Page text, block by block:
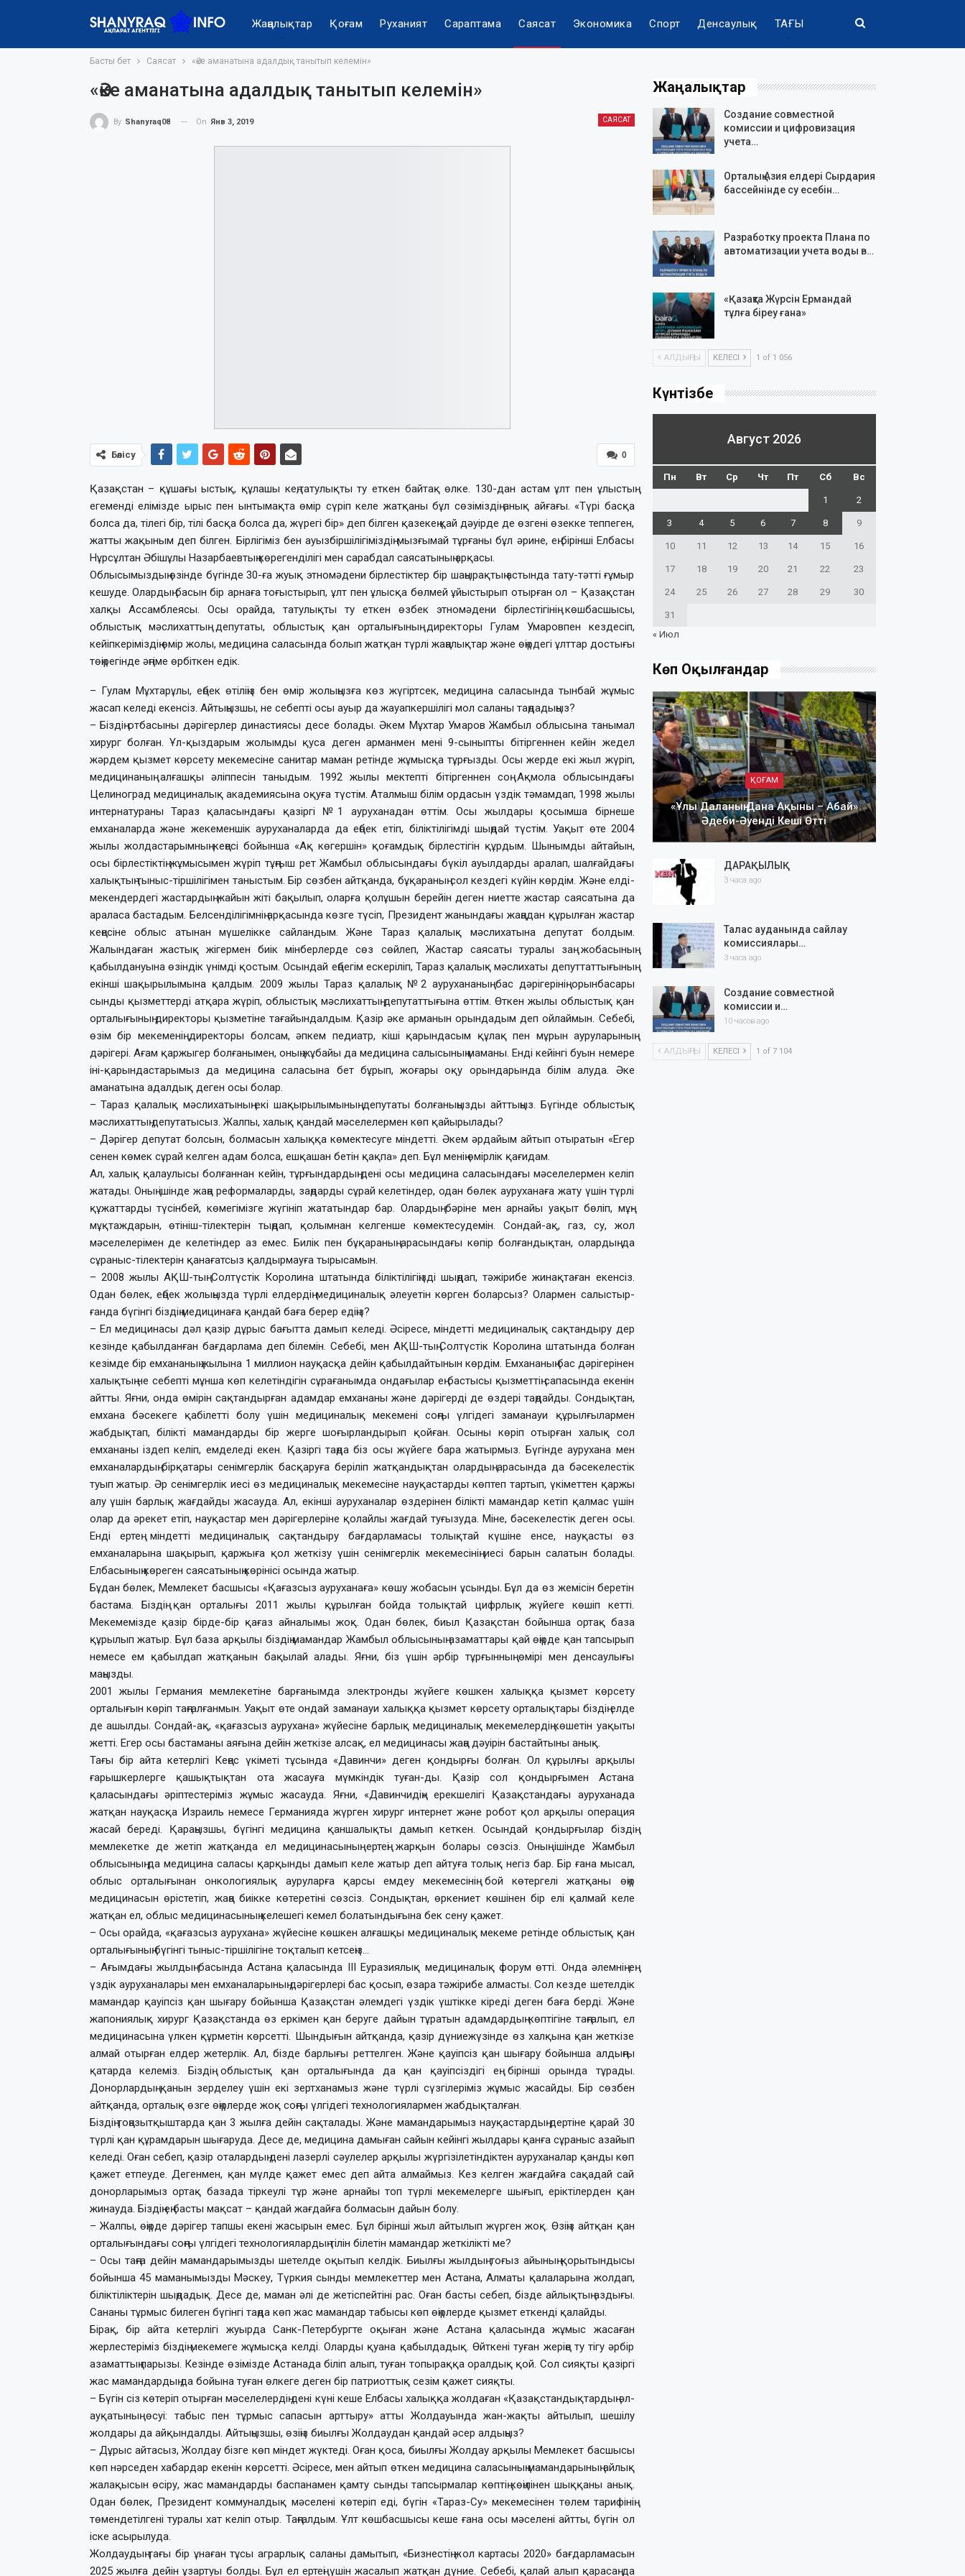
Жаңалықтар Қоғам Руханият Сараптама Саясат Экономика Спорт Денсаулық ТАҒЫ
Басты бет Саясат «Әке аманатына адалдық танытып келемін»
«Әке аманатына адалдық танытып келемін»
САЯСАТ
By Shanyraq08 On Янв 3, 2019
0
Бөлісу
Қазақстан – құшағы ыстық, құлашы кең,татулықты ту еткен байтақ өлке. 130-дан астам ұлт пен ұлыстың
егеменді елімізде ырыс пен ынтымақта өмір сүріп келе жатқаны бұл сөзіміздің анық айғағы. «Түрі басқа
болса да, тілегі бір, тілі басқа болса да, жүрегі бір» деп білген қазекең қай дәуірде де өзгені өзекке теппеген,
жатты жақыным деп білген. Бірлігіміз бен ауызбіршілігіміздің мызғымай тұрғаны бұл әрине, ең бірінші Елбасы
Нұрсұлтан Әбішұлы Назарбаевтың көрегенділігі мен сарабдал саясатының арқасы.
Облысымыздың өзінде бүгінде 30-ға жуық этномәдени бірлестіктер бір шаңырақтың астында тату-тәтті ғұмыр
кешуде. Олардың басын бір арнаға тоғыстырып, ұлт пен ұлысқа бөлмей ұйыстырып отырған ол – Қазақстан
халқы Ассамблеясы. Осы орайда, татулықты ту еткен өзбек этномәдени бірлестігінің көшбасшысы,
облыстық мәс­ли­хаттың депутаты, облыстық қан орталығының директоры Гулам Умаровпен кездесіп,
кейіпкеріміздің өмір жолы, медицина саласында болып жатқан түрлі жаңалықтар және өңірдегі ұлттар достығы
төңірегінде әңгіме өрбіткен едік.
– Гулам Мұхтарұлы, еңбек өті­ліңіз бен өмір жолыңызға көз жүгірт­сек, медицина саласында тынбай жұмыс
жасап келеді екенсіз. Ай­ты­ңыз­шы, не себепті осы ауыр да жауап­кершілігі мол саланы таң­да­ды­ңыз?
– Біздің отбасыны дәрігерлер ди­нас­тиясы десе болады. Әкем Мұхтар Умаров Жамбыл облысына таны­мал
хирург болған. Ұл-қыздарым жолымды қуса деген арманмен мені 9-сыныпты бітіргеннен кейін же­дел
жәрдем қызмет көрсету ме­ке­ме­сіне санитар маман ретінде жұмыс­қа тұрғызды. Осы жерде екі жыл жүріп,
медицинаның ал­ғаш­қы әліппесін таныдым. 1992 жы­лы мектепті бітіргеннен соң Ақмола облысындағы
Целиноград меди­ци­на­лық академиясына оқуға түс­тім. Аталмыш білім ордасын үздік тәмам­дап, 1998 жылы
интернатураны Тараз қа­ла­сындағы қазіргі №1 ауру­ханадан өттім. Осы жылдары қо­сым­ша бір­неше
емханаларда жә­не же­ке­мен­шік ауру­ханаларда да еңбек етіп, білік­­тілігімді шыңдай түстім. Уақыт өте 2004
жылы жолдас­та­рым­ның кеңесі бойынша «Ақ көгершін» қоғамдық бірлестігін құрдым. Шынымды айтайын,
осы бірлестіктің жұмысымен жүріп тұңғыш рет Жамбыл облысындағы бүкіл ауылдарды аралап, шалғайдағы
халықтың тыныс-тіршілігімен таныс­тым. Бір сөзбен айтқанда, бұқараның сол кездегі күйін көрдім. Және елді­
ме­кендердегі жастардың жайын жіті ба­қылып, оларға қолұшын берейін деген ниетте жастар саясатына да
ара­ласа бастадым. Белсенділігімнің арқасында көзге түсіп, Президент жа­нындағы жаңадан құрылған жас­тар
кеңесіне облыс атынан мүшелікке сайландым. Және Тараз қалалық мәслихатына депутат болдым.
Жалындаған жастық жігер­мен биік мінберлерде сөз сөйлеп, Жастар саясаты туралы заң жобасының
қабылдануына өзіндік үнімді қостым. Осындай еңбегім ескеріліп, Тараз қалалық мәслихаты депуттаттығының
екінші шақырылымына қалдым. 2009 жылы Тараз қалалық №2 аурухананың бас дәрігерінің орынбасары
сынды қызметтерді атқара жүріп, облыстық мәслихаттың депутаттығына өттім. Өткен жылы облыстық қан
орталығының директоры қызметіне тағайындалдым. Қазір әке арманын орындадым деп ойлаймын. Себебі,
өзім бір мекеменің директоры болсам, әпкем педиатр, кіші қарындасым құлақ пен мұрын ауруларының
дәрігері. Ағам қаржыгер болғанымен, оның жұбайы да медицина салысының маманы. Енді кейінгі буын немере
іні-қарындастарымыз да медицина саласына бет бұрып, жоғары оқу орындарында білім алуда. Әке
аманатына адалдық деген осы болар.
– Тараз қалалық мәслихатының екі шақырылымының депутаты болғаныңызды айттыңыз. Бүгін­де облыстық
мәслихаттың депу­та­ты­сыз. Жалпы, халық қандай мәсе­ле­лер­мен көп қайырылады?
– Дәрігер депутат болсын, болмасын халыққа көмектесуге міндетті. Әкем әрдайым айтып отыратын «Егер
сенен көмек сұрай келген адам болса, ешқашан бетін қақпа» деп. Бұл менің өмірлік қағидам.
Ал, халық қалаулысы бол­ған­нан кейін, тұрғындардың дені осы медицина саласындағы мәсе­лелер­мен келіп
жатады. Оның ішінде жаңа реформаларды, заңдарды сұрай келетіндер, одан бөлек ауруханаға жату үшін түрлі
құжаттарды түсінбей, көмегімізге жүгініп жататындар бар. Олардың бәріне мен арнайы уақыт бөліп, мұң-
мұқтаждарын, өтініш-тілектерін тыңдап, қолымнан келгенше көмектесудемін. Сондай-ақ, газ, су, жол
мәселелерімен де келетіндер аз емес. Билік пен бұ­қараның арасындағы көпір болғандықтан, олардың да
сұраныс-тілектерін қанағатсыз қалдырмауға тырысамын.
– 2008 жылы АҚШ-тың Сол­түс­тік Королина штатында бі­лік­­ті­лі­гіңізді шыңдап, тәжірибе жи­нақ­­таған екен­сіз.
Одан бө­лек, ең­бек жо­лы­ңыз­да түрлі ел­дер­дің медициналық әлеуетін көр­ген боларсыз? Олар­мен салыс­тыр­
ғанда бүгінгі біздің медицинаға қандай баға берер едіңіз?
– Ел медицинасы дәл қазір дұрыс бағытта дамып келеді. Әсіресе, міндетті медициналық сақтандыру дер
кезінде қабылданған бағ­дар­ла­ма деп білемін. Себебі, мен АҚШ-тың Солтүстік Королина штатында болған
кезімде бір емхананың жылына 1 миллион науқасқа дейін қабылдайтынын көрдім. Емхананың бас дәрігерінен
халықтың не себепті мұнша көп келетіндігін сұрағанымда ондағылар ең бастысы қызметтің сапасында екенін
айтты. Яғни, онда өмірін сақтандырған адамдар емхананы және дәрігерді де өздері таңдайды. Сондықтан,
емхана бәсекеге қабілетті болу үшін медициналық мекемені соңғы үлгідегі заманауи құрылғылармен
жабдықтап, білікті мамандарды бір жерге шоғырландырып қойған. Осыны көріп отырған халық сол
емхананы іздеп келіп, емделеді екен. Қазіргі таңда біз осы жүйеге бара жатырмыз. Бүгінде аурухана мен
емханалардың бірқатары сенімгерлік басқаруға беріліп жатқандықтан олардың арасында да бәсекелестік
туып жатыр. Әр сенімгерлік иесі өз медициналық мекемесіне науқастарды көптеп тартып, үкіметтен қаржы
алу үшін барлық жағдайды жасауда. Ал, екінші ауруханалар өздерінен білікті мамандар кетіп қалмас үшін
олар да әрекет етіп, науқастар мен дәрігерлеріне қолайлы жағдай туғызуда. Міне, бәсекелестік деген осы.
Енді ертең міндетті медициналық сақтандыру бағдарламасы толықтай күшіне енсе, науқасты өз
емханаларына шақырып, қаржыға қол жеткізу үшін сенімгерлік мекемесінің иесі барын салатын болады.
Елбасының көреген саясатының көрінісі осында жатыр.
Бұдан бөлек, Мемлекет бас­шысы «Қағазсыз ауруханаға» көшу жобасын ұсынды. Бұл да өз жемісін беретін
бастама. Біздің қан орталығы 2011 жылы құрылған бойда толықтай цифрлық жүйеге көшіп кетті.
Мекемемізде қазір бірде-бір қағаз айналымы жоқ. Одан бөлек, биыл Қазақстан бойынша ортақ база
құрылып жатыр. Бұл база арқылы біздің мамандар Жамбыл облысының азаматтары қай өңірде қан тапсырып
немесе ем қабылдап жатқанын бақылай алады. Яғни, біз үшін әрбір тұрғынның өмірі мен денсаулығы
маңызды.
2001 жылы Германия мемлекетіне барғанымда электронды жүйеге көшкен халыққа қызмет көрсету
орталығын көріп таңғалғанмын. Уақыт өте ондай заманауи халыққа қызмет көрсету орталықтары біздің елде
де ашылды. Сондай-ақ, «қағазсыз аурухана» жүйесіне барлық медициналық мекемелердің көшетін уақыты
жетті. Егер осы бастаманы аяғына дейін жеткізе алсақ, ел медицинасы жаңа дәуірін бастайтыны анық.
Тағы бір айта кетерлігі Кеңес үкіметі тұсында «Давинчи» деген қондырғы болған. Ол құрылғы арқылы
ғарышкерлерге қашықтықтан ота жасауға мүмкіндік туған-ды. Қазір сол қондырғымен Астана
қаласындағы әріптестеріміз жұмыс жасауда. Яғни, «Давинчидің» ерекшелігі Қазақстандағы ауру­ха­нада
жатқан науқасқа Израиль немесе Германияда жүрген хирург интернет және робот қол арқылы операция
жасай береді. Қараңызшы, бүгінгі медицина қаншалықты дамып кеткен. Осындай қондырғылар біздің
мемлекетке де жетіп жатқанда ел медицинасының ертеңі жарқын болары сөзсіз. Оның ішінде Жамбыл
облысының да медицина саласы қарқынды дамып келе жатыр деп айтуға толық негіз бар. Бір ғана мысал,
облыс орталығынан онко­ло­гия­лық ауруларға қарсы емдеу мекемесінің бой көтергелі жатқаны өңір
медицинасын өрістетіп, жаңа биікке көтеретіні сөзсіз. Сондықтан, өркениет көші­нен бір елі қалмай ке­ле
жатқан ел, облыс ме­ди­ци­на­сы­ның келешегі кемел бола­тын­ды­ғы­на бек сену қажет.
– Осы орайда, «қағазсыз аурухана» жүйесіне көшкен алғашқы медициналық мекеме ретінде облыстық қан
орталығының бүгінгі тыныс-тіршілігіне тоқталып кетсеңіз…
– Ағымдағы жылдың басында Астана қаласында ІІІ Еуразиялық медициналық форум өтті. Онда әлемнің ең
үздік ауруханалары мен емханаларының дәрігерлері бас қосып, өзара тәжірибе алмасты. Сол кезде шетелдік
мамандар қауіпсіз қан шығару бойынша Қазақстан әлемдегі үздік үштікке кіреді деген баға берді. Және
жапониялық хирург Қазақстанда өз еркімен қан беруге дайын тұратын адамдардың көптігіне таңғалып, ел
медицинасына үлкен құрметін көрсетті. Шындығын айтқанда, қазір дүниежүзінде өз халқына қан жеткізе
алмай отырған елдер жетерлік. Ал, бізде барлығы реттелген. Және қауіпсіз қан шығару бойынша алдыңғы
қатарда келеміз. Біздің облыстық қан орталығында да қан қауіпсіздігі ең бірінші орында тұрады.
Донорлардың қанын зерделеу үшін екі зертханамыз және түрлі сүзгілеріміз жұмыс жасайды. Бір сөзбен
айтқанда, орталық өзге өңірлерде жоқ соңғы үлгідегі технологиялармен жабдықталған.
Біздің тоңазытқыштарда қан 3 жылға дейін сақталады. Және мамандарымыз науқастардың дертіне қарай 30
түрлі қан құрамдарын шығаруда. Десе де, медицина дамыған сайын кейінгі жылдары қанға сұраныс азайып
келеді. Оған себеп, қазір оталардың дені лазерлі сәулелер арқылы жүргізілетіндіктен ауруханалар қанды көп
қажет етпеуде. Дегенмен, қан мүлде қажет емес деп айта алмаймыз. Кез келген жағдайға сақадай сай
донорларымыз ортақ базада тіркеулі тұр және арнайы топ түрлі мекемелерге шығып, еріктілерден қан
жинауда. Біздің ең басты мақсат – қандай жағдайға болмасын дайын болу.
– Жалпы, өңірде дәрігер тапшы екені жасырын емес. Бұл бірінші жыл айтылып жүрген жоқ. Өзіңіз айтқан қан
орталығындағы соңғы үлгідегі технологиялардың тілін білетін мамандар жеткілікті ме?
– Осы таңға дейін маман­дарымызды шетелде оқытып келдік. Биылғы жылдың тоғыз айы­ның қоры­тын­дысы
бойынша 45 мама­ны­мызды Мәскеу, Түркия сынды мем­лекеттер мен Астана, Алматы қалаларына жолдап,
біліктіліктерін шыңдадық. Десе де, маман әлі де жетіспейтіні рас. Оған басты себеп, бізде ай­лық­тың аздығы.
Сананы тұрмыс билеген бүгінгі таңда көп жас мамандар та­бы­сы көп өңірлерде қызмет еткенді қалайды.
Бірақ, бір айта кетерлігі жуырда Санк-Петербургте оқыған және Астана қаласында жұмыс жасаған
жерлестеріміз біздің мекемеге жұмысқа келді. Оларды қуана қабыл­дадық. Өйткені туған жеріңе ту тігу әрбір
азаматтың парызы. Кезінде өзімізде Астанада біліп алып, туған топыраққа оралдық қой. Сол сияқты қазіргі
жас мамандардың да бойына туған өлкеге деген бір патриоттық сезім қажет сияқты.
– Бүгін сіз көтеріп отырған мәсе­лелердің дені күні кеше Елбасы халық­қа жолдаған «Қазақстан­дық­тар­дың әл-
ауқатының өсуі: табыс пен тұрмыс сапасын арттыру» атты Жолдауында жан-жақты айтылып, шешілу
жолдары да айқындалды. Айтыңызшы, өзіңіз биылғы Жолдау­дан қандай әсер алдыңыз?
– Дұрыс айтасыз, Жолдау бізге көп міндет жүктеді. Оған қоса, биылғы Жолдау арқылы Мемлекет басшысы
көп нәрседен хабардар екенін көрсетті. Әсіресе, мен айтып өткен медицина саласының мамандарының айлық
жалақысын өсіру, жас мамандарды баспанамен қамту сынды тапсырмалар көптің көңілінен шыққаны анық.
Одан бөлек, Президент коммуналдық мәселені көтеріп еді, бүгін «Тараз-Су» мекемесінен төлем тарифінің
төмендетілгені туралы хат келіп отыр. Таңғалдым. Ұлт көшбасшысы кеше ғана осы мәселені айтты, бүгін ол
іске асырылуда.
Жолдаудың тағы бір ұнаған тұсы аграрлық саланы дамытып, «Бизнестің жол картасы 2020» бағдарламасын
2025 жылға дейін ұзартуы болды. Бұл ел ертеңі үшін жасалып жатқан дүние. Себебі, қалай алып қарасаң да
Жаңалықтар
Создание совместной
комиссии и цифровизация
учета…
Орталық Азия елдері Сырдария
бассейнінде су есебін…
Разработку проекта Плана по
автоматизации учета воды в…
«Қазақта Жүрсін Ермандай
тұлға біреу ғана»
АЛДЫҢҒЫ КЕЛЕСІ 1 of 1 056
Күнтізбе
Август 2026
Пн Вт Ср Чт Пт Сб Вс
1 2
3 4 5 6 7 8 9
10 11 12 13 14 15 16
17 18 19 20 21 22 23
24 25 26 27 28 29 30
31
« Июл
Көп Оқылғандар
ҚОҒАМ
«Ұлы Даланың Дана Ақыны – Абай»
Әдеби-Әуенді Кеші Өтті
ДАРАҚЫЛЫҚ
3 часа ago
Талас ауданында сайлау
комиссиялары…
3 часа ago
Создание совместной
комиссии и…
10 часов ago
АЛДЫҢҒЫ КЕЛЕСІ 1 of 7 104